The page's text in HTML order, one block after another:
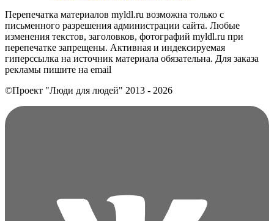
Перепечатка материалов myldl.ru возможна только с
письменного разрешения администрации сайта. Любые
изменения текстов, заголовков, фотографий myldl.ru при
перепечатке запрещены. Активная и индексируемая
гиперссылка на источник материала обязательна. Для заказа
рекламы пишите на еmail
©Проект "Люди для людей" 2013 - 2026